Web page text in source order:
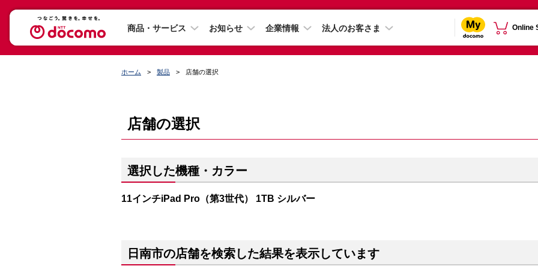
商品・サービス お知らせ 企業情報 法人のお客さま Online
ホーム 製品 店舗の選択
店舗の選択
選択した機種・カラー
11インチiPad Pro（第3世代） 1TB シルバー
日南市の店舗を検索した結果を表示しています